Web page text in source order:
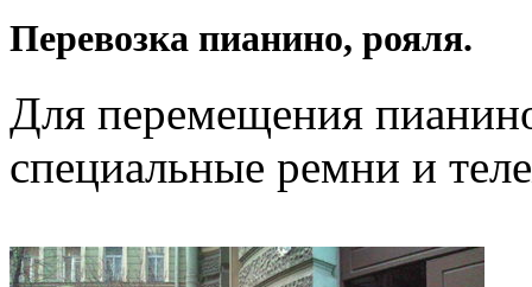
Перевозка пианино, рояля.
Для перемещения
специальные ремни и